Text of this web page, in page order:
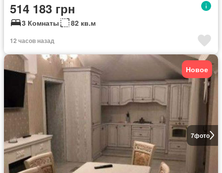
514 183 грн
3 Комнаты 82 кв.м
12 часов назад
7фото
Новое